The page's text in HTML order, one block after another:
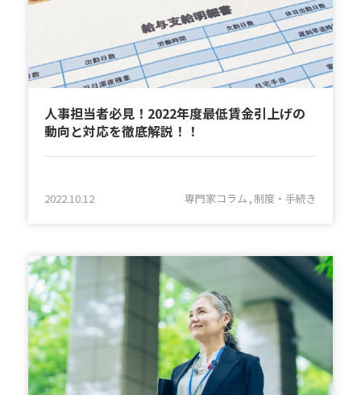
人事担当者必見！2022年度最低賃金引上げの
動向と対応を徹底解説！！
2022.10.12 専門家コラム 制度・手続き